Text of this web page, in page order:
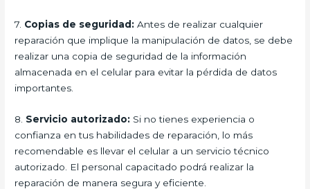
7. Copias de seguridad: Antes de realizar cualquier
reparación que implique la manipulación de datos, se debe
realizar una copia de seguridad de la información
almacenada en el celular para evitar la pérdida de datos
importantes.
8. Servicio autorizado: Si no tienes experiencia o
confianza en tus habilidades de reparación, lo más
recomendable es llevar el celular a un servicio técnico
autorizado. El personal capacitado podrá realizar la
reparación de manera segura y eficiente.